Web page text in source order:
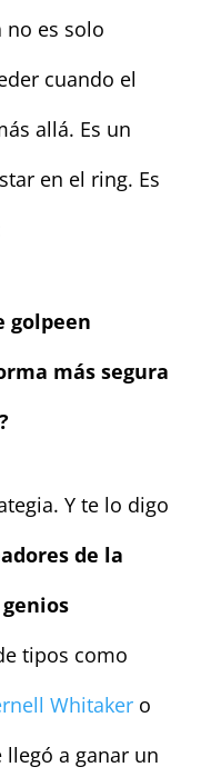
no es solo
cuando el
allá. Es un
en el ring. Es
golpeen
más segura
Y te lo digo
de la
tipos como
Whitakero
llegó a ganar un